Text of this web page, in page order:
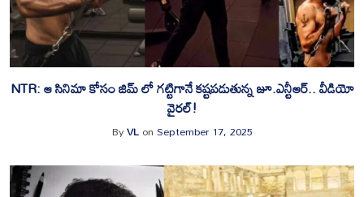
‎NTR: ఆ సినిమా కోసం జిమ్ లో గట్టిగానే కష్టపడుతున్న జూ.ఎన్టీఆర్.. వీడియో
వైరల్!
ByVLonSeptember 17, 2025